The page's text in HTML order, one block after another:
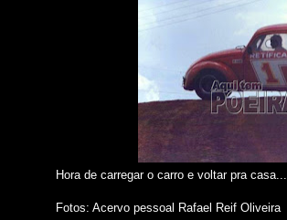
Hora de carregar o carro e voltar pra casa...
Fotos: Acervo pessoal Rafael Reif Oliveira